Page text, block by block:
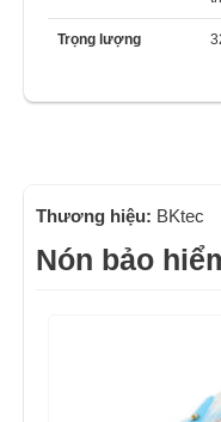
Trọng lượng
Thương hiệu: BKtec
Nón bảo